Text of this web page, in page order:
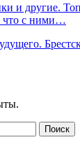
и другие.
что с ними…